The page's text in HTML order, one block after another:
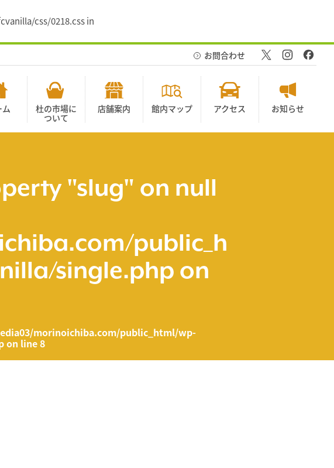
css/0218.css in
ム
杜の市場に
ついて
店舗案内 館内マップ アクセス お知らせ
お問合わせ
"slug" on null
public_h
single.php on
morinoichiba.com/public_html/wp-
on line8